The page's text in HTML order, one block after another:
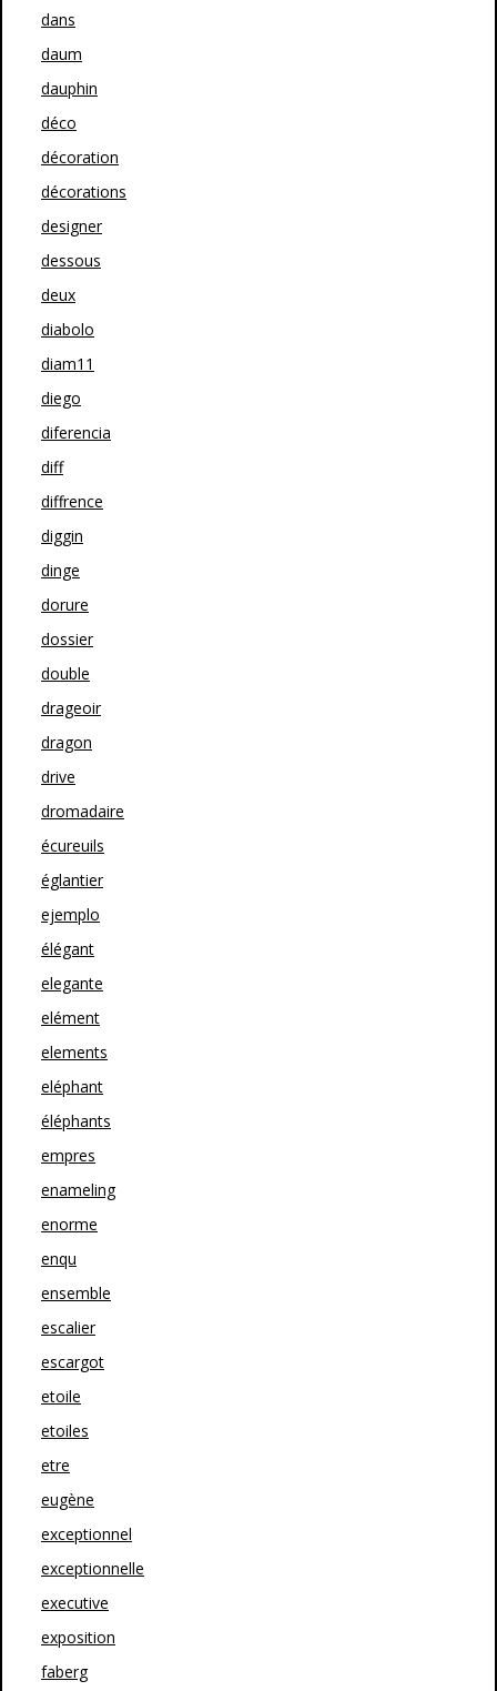
dans
daum
dauphin
déco
décoration
décorations
designer
dessous
deux
diabolo
diam11
diego
diferencia
diff
diffrence
diggin
dinge
dorure
dossier
double
drageoir
dragon
drive
dromadaire
écureuils
églantier
ejemplo
élégant
elegante
elément
elements
eléphant
éléphants
empres
enameling
enorme
enqu
ensemble
escalier
escargot
etoile
etoiles
etre
eugène
exceptionnel
exceptionnelle
executive
exposition
faberg